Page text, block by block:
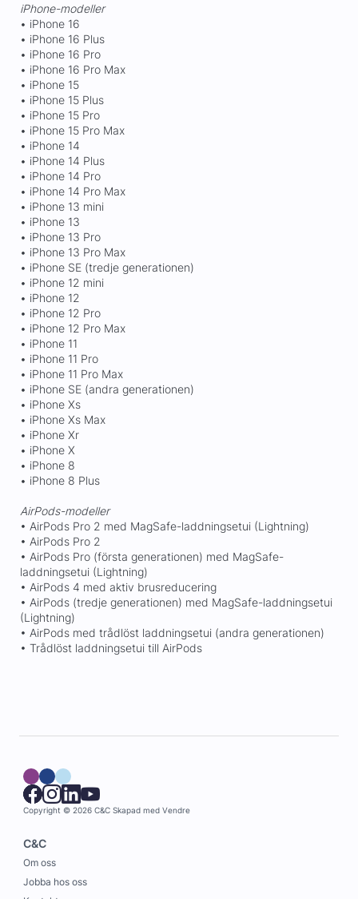
iPhone-modeller
• iPhone 16
• iPhone 16 Plus
• iPhone 16 Pro
• iPhone 16 Pro Max
• iPhone 15
• iPhone 15 Plus
• iPhone 15 Pro
• iPhone 15 Pro Max
• iPhone 14
• iPhone 14 Plus
• iPhone 14 Pro
• iPhone 14 Pro Max
• iPhone 13 mini
• iPhone 13
• iPhone 13 Pro
• iPhone 13 Pro Max
• iPhone SE (tredje generationen)
• iPhone 12 mini
• iPhone 12
• iPhone 12 Pro
• iPhone 12 Pro Max
• iPhone 11
• iPhone 11 Pro
• iPhone 11 Pro Max
• iPhone SE (andra generationen)
• iPhone Xs
• iPhone Xs Max
• iPhone Xr
• iPhone X
• iPhone 8
• iPhone 8 Plus
AirPods-modeller
• AirPods Pro 2 med MagSafe-laddningsetui (Lightning)
• AirPods Pro 2
• AirPods Pro (första generationen) med MagSafe-
laddningsetui (Lightning)
• AirPods 4 med aktiv brusreducering
• AirPods (tredje generationen) med MagSafe-laddningsetui
(Lightning)
• AirPods med trådlöst laddningsetui (andra generationen)
• Trådlöst laddningsetui till AirPods
Copyright © 2026 C&C Skapad med Vendre
C&C
Om oss
Jobba hos oss